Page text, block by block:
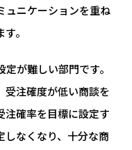
ュニケーションを重ね
。
が難しい部門です。
受注確度が低い商談を
注確率を目標に設定す
しなくなり、十分な商